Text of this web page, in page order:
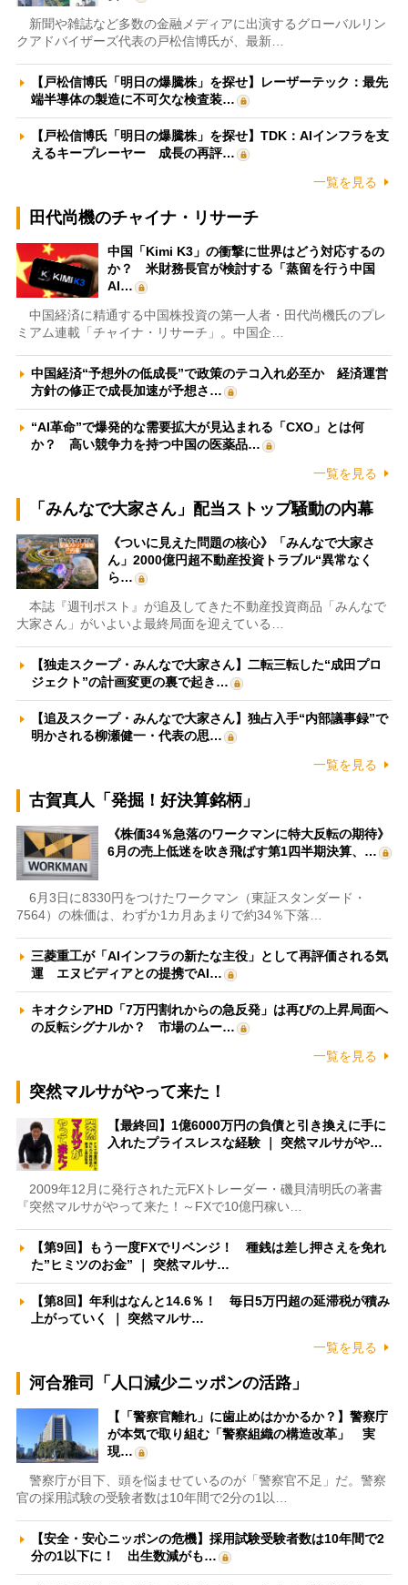
新聞や雑誌など多数の金融メディアに出演するグローバルリン
クアドバイザーズ代表の戸松信博氏が、最新…
【戸松信博氏「明日の爆騰株」を探せ】レーザーテック：最先
端半導体の製造に不可欠な検査装…
【戸松信博氏「明日の爆騰株」を探せ】TDK：AIインフラを支
えるキープレーヤー 成長の再評…
一覧を見る
田代尚機のチャイナ・リサーチ
中国「Kimi K3」の衝撃に世界はどう対応するの
か？ 米財務長官が検討する「蒸留を行う中国
AI…
中国経済に精通する中国株投資の第一人者・田代尚機氏のプレ
ミアム連載「チャイナ・リサーチ」。中国企…
中国経済“予想外の低成長”で政策のテコ入れ必至か 経済運営
方針の修正で成長加速が予想さ…
“AI革命”で爆発的な需要拡大が見込まれる「CXO」とは何
か？ 高い競争力を持つ中国の医薬品…
一覧を見る
「みんなで大家さん」配当ストップ騒動の内幕
《ついに見えた問題の核心》「みんなで大家さ
ん」2000億円超不動産投資トラブル“異常なく
ら…
本誌『週刊ポスト』が追及してきた不動産投資商品「みんなで
大家さん」がいよいよ最終局面を迎えている…
【独走スクープ・みんなで大家さん】二転三転した“成田プロ
ジェクト”の計画変更の裏で起き…
【追及スクープ・みんなで大家さん】独占入手“内部議事録”で
明かされる柳瀬健一・代表の思…
一覧を見る
古賀真人「発掘！好決算銘柄」
《株価34％急落のワークマンに特大反転の期待》
6月の売上低迷を吹き飛ばす第1四半期決算、…
6月3日に8330円をつけたワークマン（東証スタンダード・
7564）の株価は、わずか1カ月あまりで約34％下落…
三菱重工が「AIインフラの新たな主役」として再評価される気
運 エヌビディアとの提携でAI…
キオクシアHD「7万円割れからの急反発」は再びの上昇局面へ
の反転シグナルか？ 市場のムー…
一覧を見る
突然マルサがやって来た！
【最終回】1億6000万円の負債と引き換えに手に
入れたプライスレスな経験 ｜ 突然マルサがや…
2009年12月に発行された元FXトレーダー・磯貝清明氏の著書
『突然マルサがやって来た！～FXで10億円稼い…
【第9回】もう一度FXでリベンジ！ 種銭は差し押さえを免れ
た”ヒミツのお金” ｜ 突然マルサ…
【第8回】年利はなんと14.6％！ 毎日5万円超の延滞税が積み
上がっていく ｜ 突然マルサ…
一覧を見る
河合雅司「人口減少ニッポンの活路」
【「警察官離れ」に歯止めはかかるか？】警察庁
が本気で取り組む「警察組織の構造改革」 実
現…
警察庁が目下、頭を悩ませているのが「警察官不足」だ。警察
官の採用試験の受験者数は10年間で2分の1以…
【安全・安心ニッポンの危機】採用試験受験者数は10年間で2
分の1以下に！ 出生数減がも…